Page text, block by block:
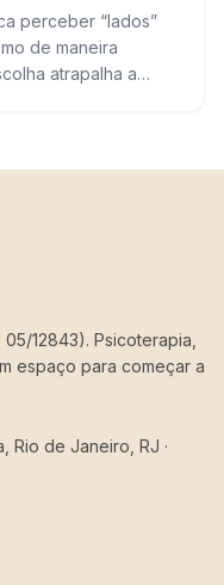
perceber “lados”
de maneira
atrapalha a
12843). Psicoterapia,
espaço para começar a
Rio de Janeiro, RJ ·